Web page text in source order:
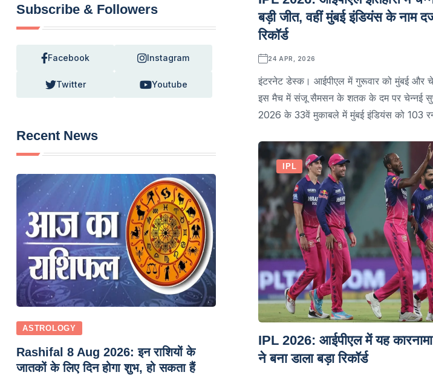
बड़ी जीत, वहीं मुंबई इंडियंस के नाम
रिकॉर्ड
24 APR, 2026
इंटरनेट डेस्क। आईपीएल में गुरूवार को मुंबई और
इस मैच में संजू सैमसन के शतक के दम पर चेन्नई
2026 के 33वें मुकाबले में मुंबई इंडियंस को 103
IPL
IPL 2026: आईपीएल में यह
ने बना डाला बड़ा रिकॉर्ड
Subscribe & Followers
Facebook Instagram
Twitter Youtube
Recent News
ASTROLOGY
Rashifal 8 Aug 2026: इन राशियों के
जातकों के लिए दिन होगा शुभ, हो सकता हैं